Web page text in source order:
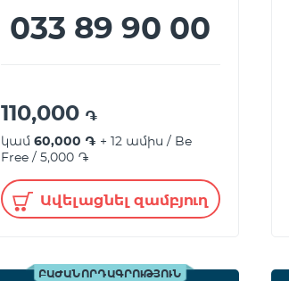
033 89 90 00
110,000 ֏
կամ 60,000 ֏ + 12 ամիս / Be
Free / 5,000 ֏
Ավելացնել զամբյուղ
ԲԱԺԱՆՈՐԴԱԳՐՈՒԹՅՈՒՆ